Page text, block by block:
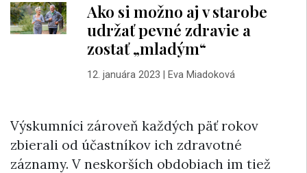
Ako si možno aj v starobe
udržať pevné zdravie a
zostať „mladým“
12. januára 2023 Eva Miadoková
Výskumníci zároveň každých päť rokov
zbierali od účastníkov ich zdravotné
záznamy. V neskorších obdobiach im tiež